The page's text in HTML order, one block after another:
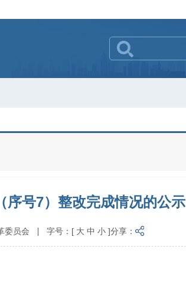
序号7）整改完成情况的公示
委员会 字号： [ 大 中 小]分享：